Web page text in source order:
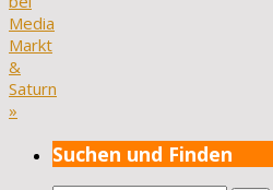
Media
Markt
&
Saturn
»
Suchen und Finden